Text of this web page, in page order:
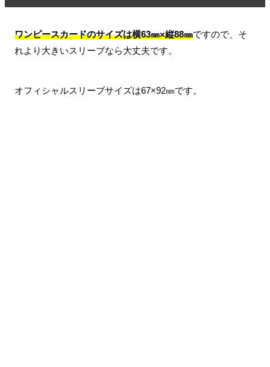
ワンピースカードのサイズは横63㎜×縦88㎜ですので、そ
れより大きいスリーブなら大丈夫です。
オフィシャルスリーブサイズは67×92㎜です。